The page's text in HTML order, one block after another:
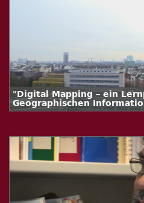
"Digital Mapping – ein
Geographischen
(GIS)"